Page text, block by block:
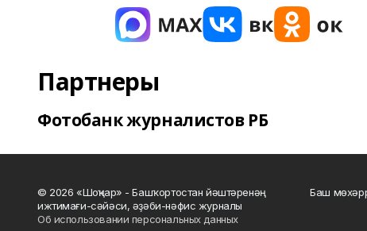
Партнеры
Фотобанк журналистов РБ
© 2026 «Шоңҡар» - Башҡортостан йәштәренәң
ижтимағи-сәйәси, әҙәби-нәфис журналы
Об использовании персональных данных
Баш